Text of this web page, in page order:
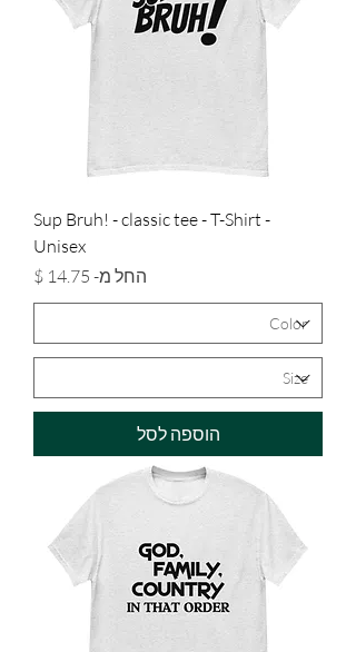
Sup Bruh! - classic tee - T-Shirt -
Unisex
החל מ-
מחיר מבצע
הוספה לסל